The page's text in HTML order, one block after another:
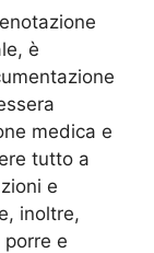
è
medica e
tutto a
e
inoltre,
e